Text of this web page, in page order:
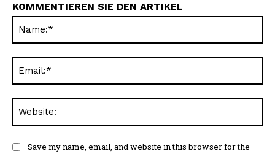
KOMMENTIEREN SIE DEN ARTIKEL
Save my name, email, and website in this browser for the